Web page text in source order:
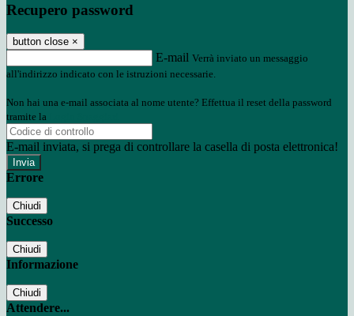
Recupero password
button close ×
E-mail Verrà inviato un messaggio
all'indirizzo indicato con le istruzioni necessarie.
Non hai una e-mail associata al nome utente? Effettua il reset della password
tramite la
E-mail inviata, si prega di controllare la casella di posta elettronica!
Errore
Chiudi
Successo
Chiudi
Informazione
Chiudi
Attendere...